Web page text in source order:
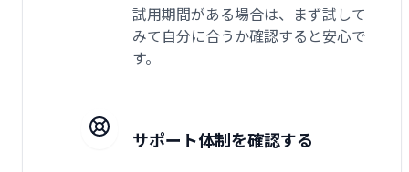
試用期間がある場合は、まず試して
みて自分に合うか確認すると安心で
す。
サポート体制を確認する